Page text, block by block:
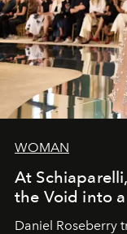
WOMAN
At
the Void into
Daniel Roseberry